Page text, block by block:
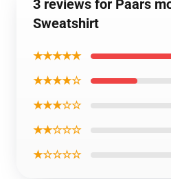
3 reviews for Paars
Sweatshirt
★★★★★
★★★★☆
★★★☆☆
★★☆☆☆
★☆☆☆☆